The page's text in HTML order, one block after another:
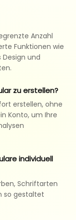
Anzahl
Funktionen wie
und
zu erstellen?
erstellen, ohne
Konto, um Ihre
individuell
Schriftarten
so gestaltet